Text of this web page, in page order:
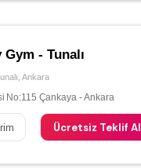
- Tunalı
Ankara
No:115 Çankaya - Ankara
Ücretsiz Teklif Al